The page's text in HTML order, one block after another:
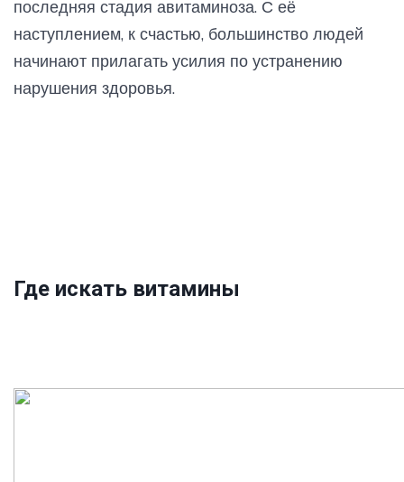
последняя стадия авитаминоза. С её
наступлением, к счастью, большинство людей
начинают прилагать усилия по устранению
нарушения здоровья.
Где искать витамины